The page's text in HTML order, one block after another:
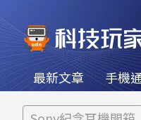
最新文章 手機